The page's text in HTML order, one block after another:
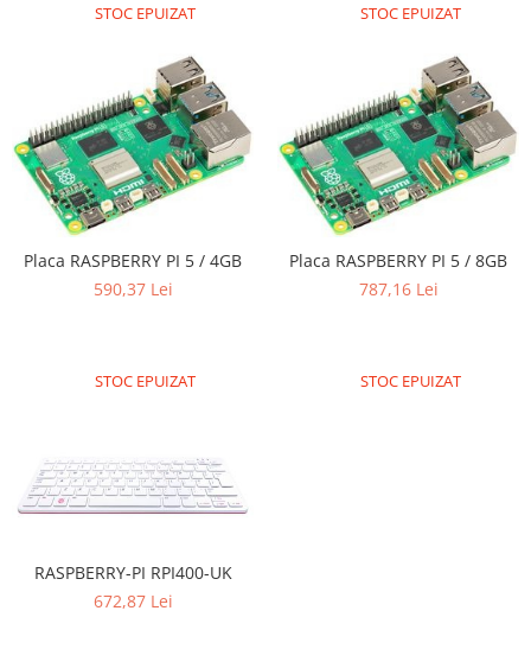
STOC EPUIZAT STOC EPUIZAT
Placa RASPBERRY PI 5 / 4GB
590,37 Lei
STOC EPUIZAT
Placa RASPBERRY PI 5 / 8GB
787,16 Lei
STOC EPUIZAT
RASPBERRY-PI RPI400-UK
672,87 Lei